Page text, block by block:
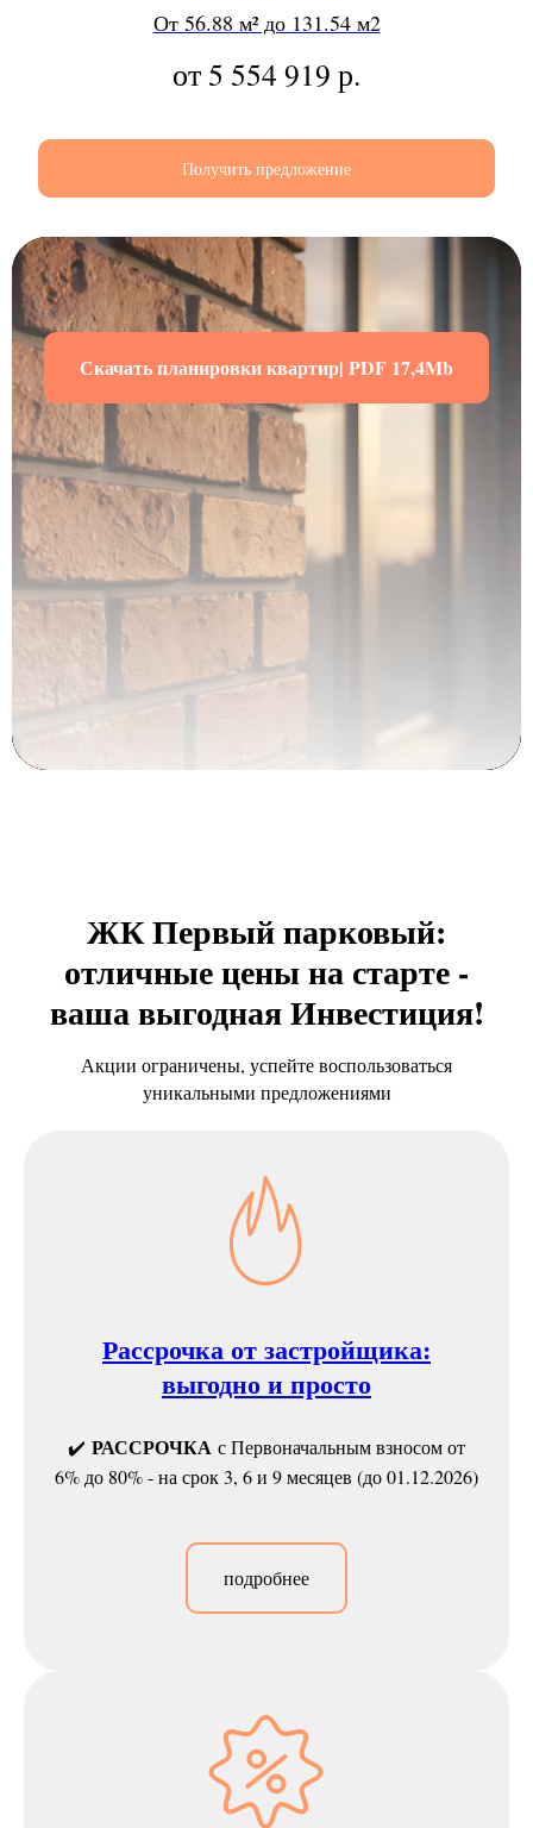
От 56.88 м² до 131.54 м2
от 5 554 919 р.
Получить предложение
Скачать планировки квартир| PDF 17,4Mb
ЖК Первый парковый:
отличные цены на старте -
ваша выгодная Инвестиция!
Акции ограничены, успейте воспользоваться
уникальными предложениями
Рассрочка от застройщика:
выгодно и просто
✔️ РАССРОЧКА с Первоначальным взносом от
6% до 80% - на срок 3, 6 и 9 месяцев (до 01.12.2026)
подробнее